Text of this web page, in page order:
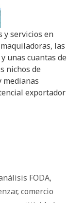
y servicios en
las
unas cuantas de
nichos de
medianas
exportador
FODA,
, comercio